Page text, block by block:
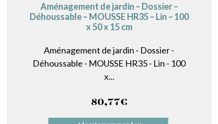
Aménagement de jardin – Dossier –
Déhoussable – MOUSSE HR35 – Lin – 100
x 50 x 15 cm
Aménagement de jardin - Dossier -
Déhoussable - MOUSSE HR35 - Lin - 100
x...
80,77€